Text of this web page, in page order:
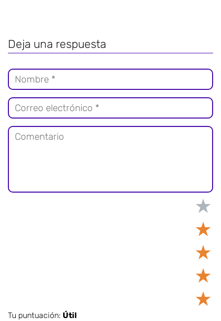
Deja una respuesta
★
★
★
★
★
Tu puntuación: Útil